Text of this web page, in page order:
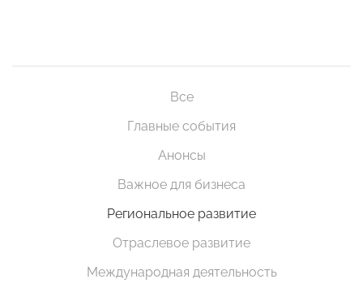
Все
Главные события
Анонсы
Важное для бизнеса
Региональное развитие
Отраслевое развитие
Международная деятельность